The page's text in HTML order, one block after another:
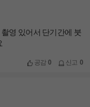
영 있어서 단기간에 붓
공감0 신고 0